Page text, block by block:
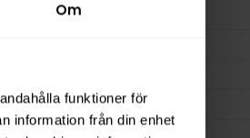
Om
funktioner för
information från din enhet
Extra Stark
263 mg
17 g